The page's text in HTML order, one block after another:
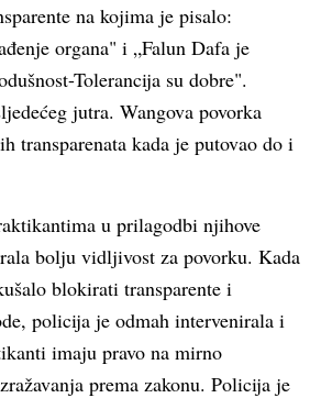
na kojima je pisalo:
organa" i „Falun Dafa je
Tolerancija su dobre".
jutra. Wangova povorka
transparenata kada je putovao do i
u prilagodbi njihove
bolju vidljivost za povorku. Kada
blokirati transparente i
policija je odmah intervenirala i
imaju pravo na mirno
prema zakonu. Policija je